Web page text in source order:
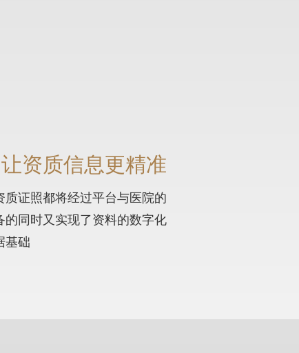
资质信息更精准
证照都将经过平台与医院的
同时又实现了资料的数字化
基础